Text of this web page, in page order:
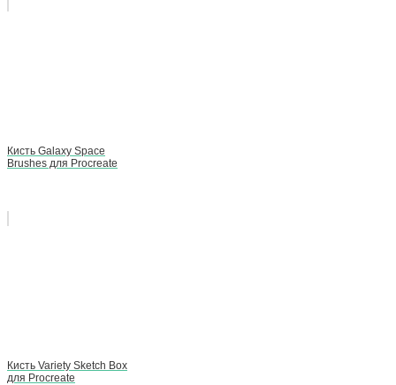
Кисть Galaxy Space
Brushes для Procreate
Кисть Variety Sketch Box
для Procreate